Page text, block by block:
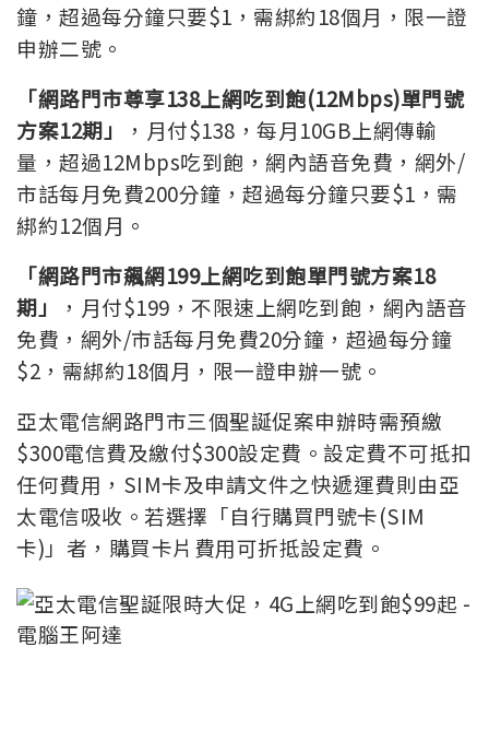
鐘，超過每分鐘只要$1，需綁約18個月，限一證
申辦二號。
「網路門市尊享138上網吃到飽(12Mbps)單門號
方案12期」
，月付$138，每月10GB上網傳輸
量，超過12Mbps吃到飽，網內語音免費，網外/
市話每月免費200分鐘，超過每分鐘只要$1，需
綁約12個月。
「網路門市飆網199上網吃到飽單門號方案18
期」
，月付$199，不限速上網吃到飽，網內語音
免費，網外/市話每月免費20分鐘，超過每分鐘
$2，需綁約18個月，限一證申辦一號。
亞太電信網路門市三個聖誕促案申辦時需預繳
$300電信費及繳付$300設定費。設定費不可抵扣
任何費用，SIM卡及申請文件之快遞運費則由亞
太電信吸收。若選擇「自行購買門號卡(SIM
卡)」者，購買卡片費用可折抵設定費。